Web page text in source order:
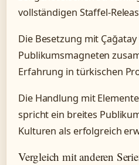
vollständigen Staffel-
Die Besetzung mit
Publikumsmagneten
Erfahrung in türkischen
Die Handlung mit
spricht ein breites
Kulturen als erfolgreich
Vergleich mit anderen